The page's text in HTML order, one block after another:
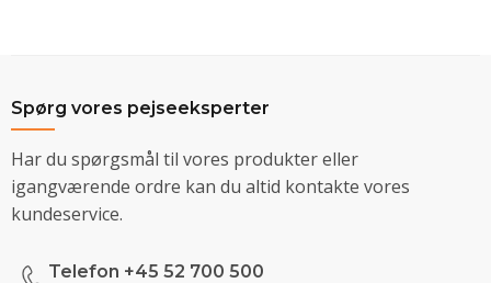
Spørg vores pejseeksperter
Har du spørgsmål til vores produkter eller
igangværende ordre kan du altid kontakte vores
kundeservice.
Telefon +45 52 700 500